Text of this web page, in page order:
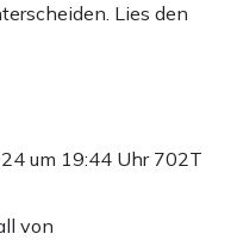
Lies den
um 19:44 Uhr 702T
von